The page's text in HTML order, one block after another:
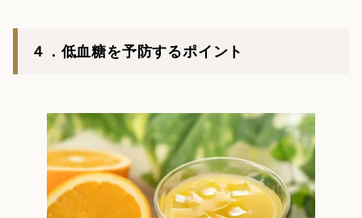
４．低血糖を予防するポイント